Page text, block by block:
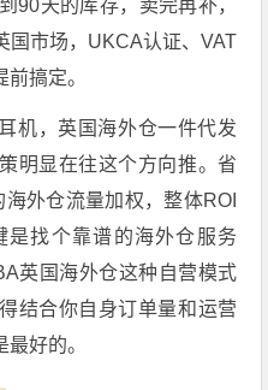
90天的库存，卖完再补，
国市场，UKCA认证、VAT
搞定。
机，英国海外仓一件代发
明显在往这个方向推。省
外仓流量加权，整体ROI
是找个靠谱的海外仓服务
英国海外仓这种自营模式
结合你自身订单量和运营
好的。